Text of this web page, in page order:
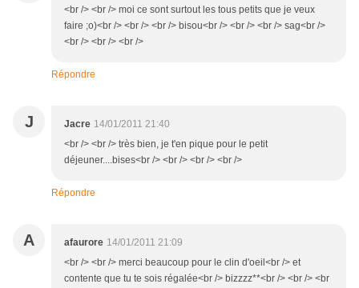
<br /> <br /> moi ce sont surtout les tous petits que je veux
faire ;o)<br /> <br /> <br /> bisou<br /> <br /> <br /> sag<br />
<br /> <br /> <br />
Répondre
J Jacre 14/01/2011 21:40
<br /> <br /> très bien, je t'en pique pour le petit
déjeuner....bises<br /> <br /> <br /> <br />
Répondre
A afaurore 14/01/2011 21:09
<br /> <br /> merci beaucoup pour le clin d'oeil<br /> et
contente que tu te sois régalée<br /> bizzzz**<br /> <br /> <br